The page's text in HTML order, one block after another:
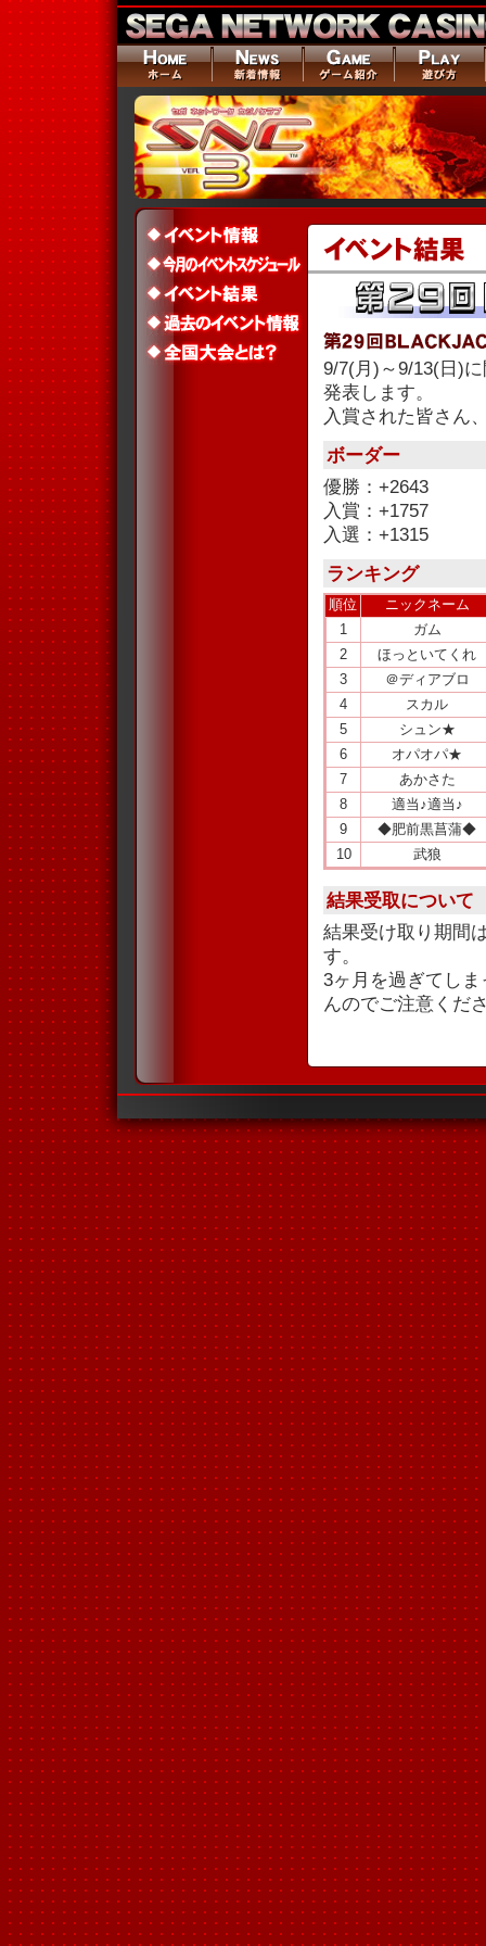
9/7(月)～9/13(日)
発表します。
入賞された皆さん
ボーダー
優勝：+2643
入賞：+1757
入選：+1315
ランキング
順位
ニックネーム
1
ガム
2
ほっといてくれ
3
＠ディアブロ
4
スカル
5
シュン★
6
オパオパ★
7
あかさた
8
適当♪適当♪
9
◆肥前黒菖蒲◆
10
武狼
結果受取について
結果受け取り期間
す。
3ヶ月を過ぎてし
んのでご注意くだ